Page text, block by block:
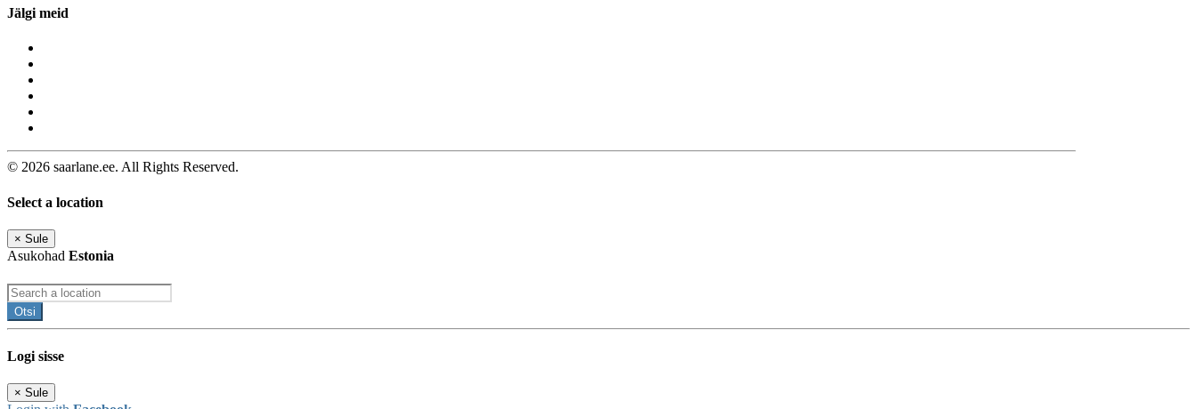
Jälgi meid
© 2026 saarlane.ee. All Rights Reserved.
Select a location
× Sule
Asukohad Estonia
Otsi
Logi sisse
× Sule